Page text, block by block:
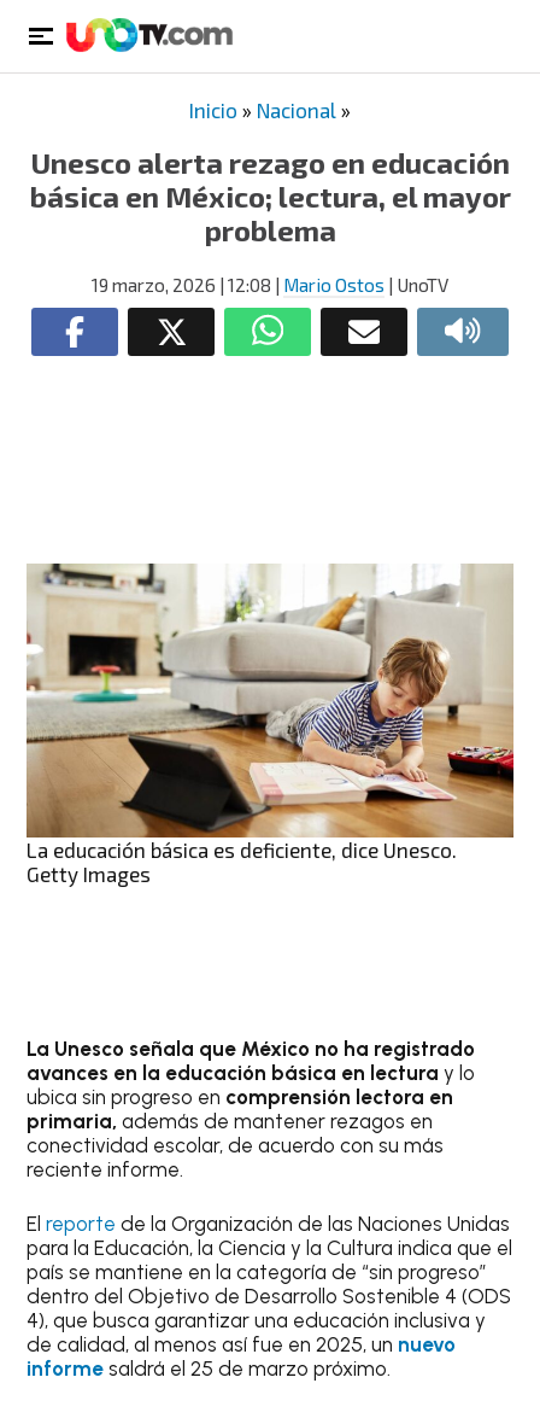
Inicio » Nacional »
Unesco alerta rezago en educación
básica en México; lectura, el mayor
problema
19 marzo, 2026 | 12:08 | Mario Ostos | UnoTV
La educación básica es deficiente, dice Unesco.
Getty Images
La Unesco señala que México no ha registrado
avances en la educación básica en lecturay lo
ubica sin progreso en comprensión lectora en
primaria,además de mantener rezagos en
conectividad escolar, de acuerdo con su más
reciente informe.
Elreportede la Organización de las Naciones Unidas
para la Educación, la Ciencia y la Cultura indica que el
país se mantiene en la categoría de “sin progreso”
dentro del Objetivo de Desarrollo Sostenible 4 (ODS
4), que busca garantizar una educación inclusiva y
de calidad, al menos así fue en 2025, un nuevo
informe saldrá el 25 de marzo próximo.